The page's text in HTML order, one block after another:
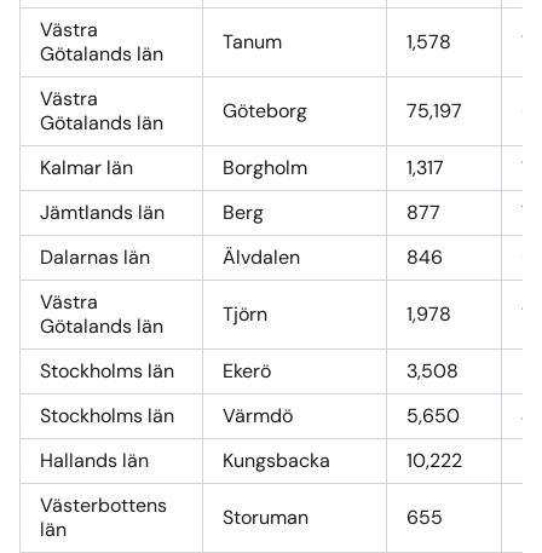
Västra
Götalands län
Tanum 1,578
Västra
Götalands län
Göteborg 75,197
Kalmar län Borgholm 1,317
Jämtlands län
Berg 877
Dalarnas län
Älvdalen 846
Västra
Götalands län
Tjörn 1,978
Stockholms län Ekerö 3,508
Stockholms län
Värmdö 5,650
Hallands län
Kungsbacka 10,222
Västerbottens
län
Storuman 655